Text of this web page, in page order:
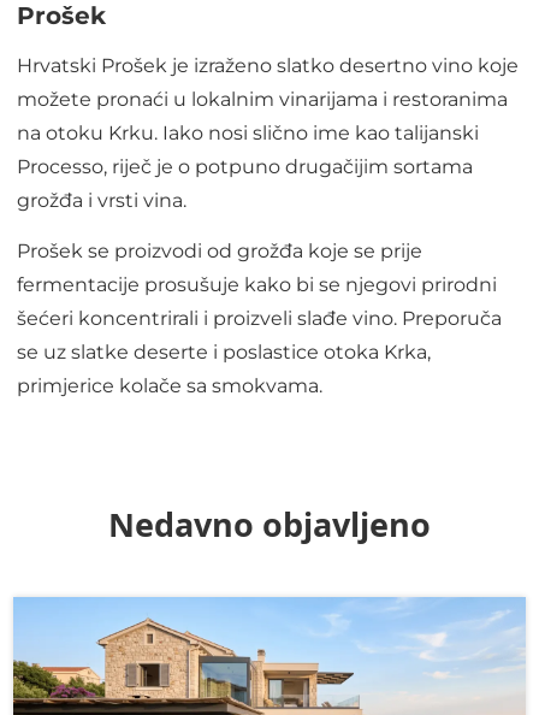
Prošek
Hrvatski Prošek je izraženo slatko desertno vino koje
možete pronaći u lokalnim vinarijama i restoranima
na otoku Krku. Iako nosi slično ime kao talijanski
Processo, riječ je o potpuno drugačijim sortama
grožđa i vrsti vina.
Prošek se proizvodi od grožđa koje se prije
fermentacije prosušuje kako bi se njegovi prirodni
šećeri koncentrirali i proizveli slađe vino. Preporuča
se uz slatke deserte i poslastice otoka Krka,
primjerice kolače sa smokvama.
Nedavno objavljeno